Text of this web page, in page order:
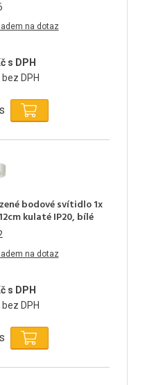
na dotaz
s DPH
DPH
bodové svítidlo 1x
kulaté IP20, bílé
na dotaz
s DPH
DPH